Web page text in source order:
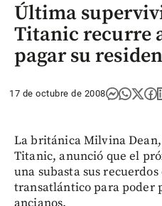
Última
Titanic recurre
pagar su
17 de octubre de 2008
La británica Milvina
Titanic, anunció que el
una subasta sus
transatlántico para poder